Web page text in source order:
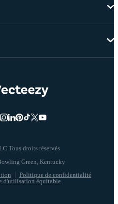
Tous droits réservés
Politique de confidentialité
d'utilisation équitable